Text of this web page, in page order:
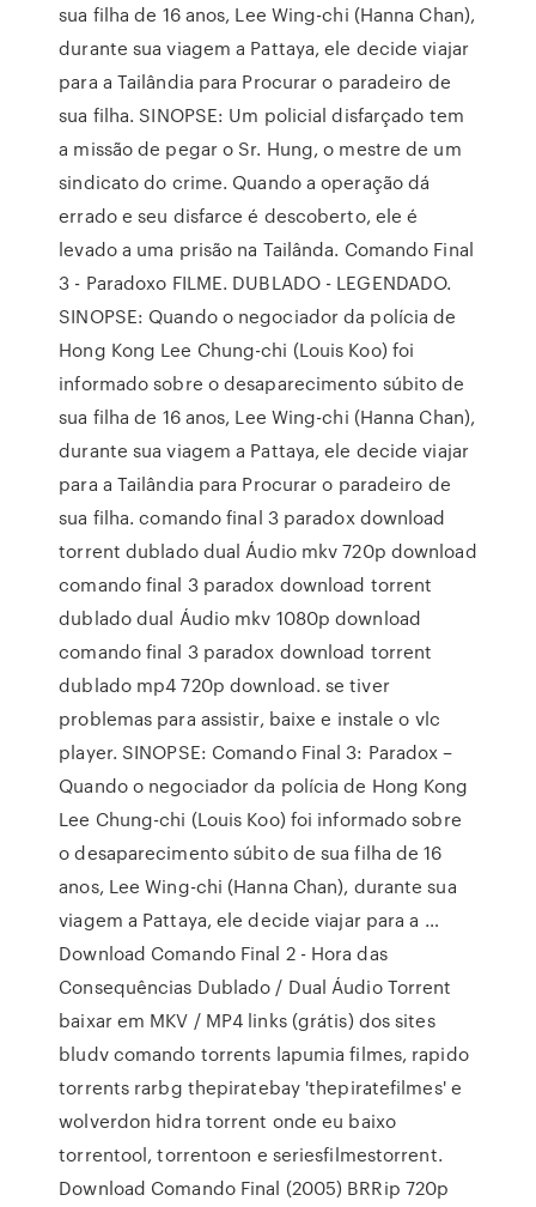
sua filha de 16 anos, Lee Wing-chi (Hanna Chan),
durante sua viagem a Pattaya, ele decide viajar
para a Tailândia para Procurar o paradeiro de
sua filha. SINOPSE: Um policial disfarçado tem
a missão de pegar o Sr. Hung, o mestre de um
sindicato do crime. Quando a operação dá
errado e seu disfarce é descoberto, ele é
levado a uma prisão na Tailânda. Comando Final
3 - Paradoxo FILME. DUBLADO - LEGENDADO.
SINOPSE: Quando o negociador da polícia de
Hong Kong Lee Chung-chi (Louis Koo) foi
informado sobre o desaparecimento súbito de
sua filha de 16 anos, Lee Wing-chi (Hanna Chan),
durante sua viagem a Pattaya, ele decide viajar
para a Tailândia para Procurar o paradeiro de
sua filha. comando final 3 paradox download
torrent dublado dual Áudio mkv 720p download
comando final 3 paradox download torrent
dublado dual Áudio mkv 1080p download
comando final 3 paradox download torrent
dublado mp4 720p download. se tiver
problemas para assistir, baixe e instale o vlc
player. SINOPSE: Comando Final 3: Paradox –
Quando o negociador da polícia de Hong Kong
Lee Chung-chi (Louis Koo) foi informado sobre
o desaparecimento súbito de sua filha de 16
anos, Lee Wing-chi (Hanna Chan), durante sua
viagem a Pattaya, ele decide viajar para a …
Download Comando Final 2 - Hora das
Consequências Dublado / Dual Áudio Torrent
baixar em MKV / MP4 links (grátis) dos sites
bludv comando torrents lapumia filmes, rapido
torrents rarbg thepiratebay 'thepiratefilmes' e
wolverdon hidra torrent onde eu baixo
torrentool, torrentoon e seriesfilmestorrent.
Download Comando Final (2005) BRRip 720p